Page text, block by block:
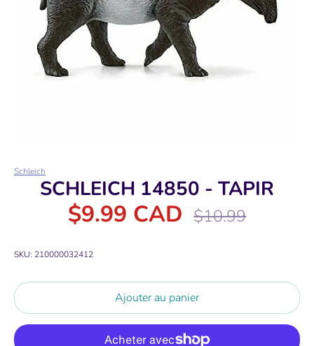
Schleich
SCHLEICH 14850 - TAPIR
$9.99 CAD
Prix
régulier
$10.99
SKU: 210000032412
Ajouter au panier